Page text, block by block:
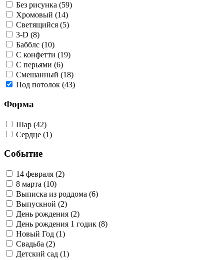
Без рисунка (59)
Хромовый (14)
Светящийся (5)
3-D (8)
Бабблс (10)
С конфетти (19)
С перьями (6)
Смешанный (18)
Под потолок (43)
Форма
Шар (42)
Сердце (1)
Событие
14 февраля (2)
8 марта (10)
Выписка из роддома (6)
Выпускной (2)
День рождения (2)
День рождения 1 годик (8)
Новый Год (1)
Свадьба (2)
Детский сад (1)